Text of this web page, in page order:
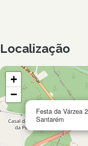
Localização
Festa da Várzea
Santarém
+
−